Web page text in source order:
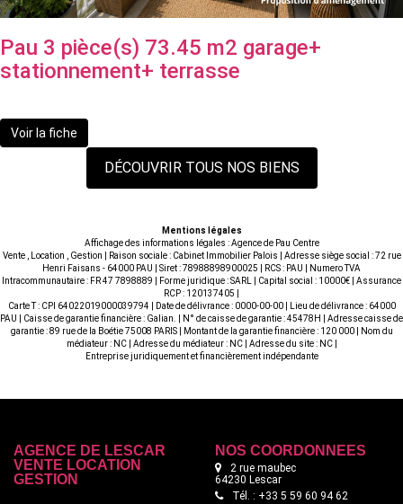
Pau 3 pièce(s) 73.45 m2 garage+
stationnement+ terrasse
Voir la fiche
DÉCOUVRIR TOUS NOS BIENS
Mentions légales
Affichage des informations légales : Agence de Pau Centre
Vente , Location , Gestion | Raison sociale : Cabinet Immobilier Palois | Adresse siège social : 72 rue
Henri Faisans - 64000 PAU | Siret : 78988898900025 | RCS : PAU | Numero TVA
Intracommunautaire : FR 47 7898889 | Forme juridique : SARL | Capital social : 10000€ | Assurance
RCP : 120137405 |
Carte T : CPI 64022019000039794 | Date de délivrance : 0000-00-00 | Lieu de délivrance : 64000
PAU | Caisse de garantie financière : Galian. | N° de caisse de garantie : 45478H | Adresse caisse de
garantie : 89 rue de la Boétie 75008 PARIS | Montant de la garantie financière : 120 000 | Nom du
médiateur : NC | Adresse du médiateur : NC | Adresse du site : NC |
Entreprise juridiquement et financièrement indépendante
AGENCE DE LESCAR
VENTE LOCATION
GESTION
NOS COORDONNÉES
2 rue maubec
64230 Lescar
Tél. : +33 5 59 60 94 62